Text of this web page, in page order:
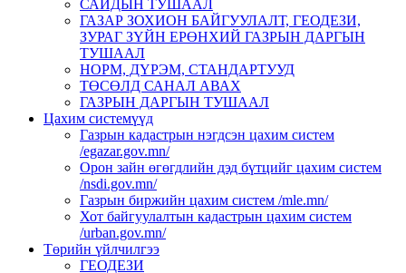
САЙДЫН ТУШААЛ
ГАЗАР ЗОХИОН БАЙГУУЛАЛТ, ГЕОДЕЗИ,
ЗУРАГ ЗҮЙН ЕРӨНХИЙ ГАЗРЫН ДАРГЫН
ТУШААЛ
НОРМ, ДҮРЭМ, СТАНДАРТУУД
ТӨСӨЛД САНАЛ АВАХ
ГАЗРЫН ДАРГЫН ТУШААЛ
Цахим системүүд
Газрын кадастрын нэгдсэн цахим систем
/egazar.gov.mn/
Орон зайн өгөгдлийн дэд бүтцийг цахим систем
/nsdi.gov.mn/
Газрын биржийн цахим систем /mle.mn/
Хот байгуулалтын кадастрын цахим систем
/urban.gov.mn/
Төрийн үйлчилгээ
ГЕОДЕЗИ